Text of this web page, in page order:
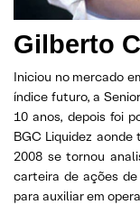
Gilberto
Iniciou no mercado
índice futuro, a
10 anos, depois foi
BGC Liquidez
2008 se tornou
carteira de ações
para auxiliar em